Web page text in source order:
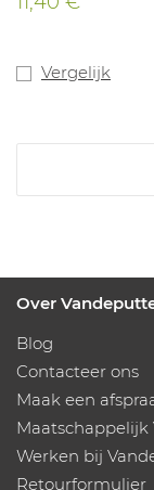
Vergelijk
Over
Blog
Contacteer ons
Maak een
Werken bij
Retourformulier